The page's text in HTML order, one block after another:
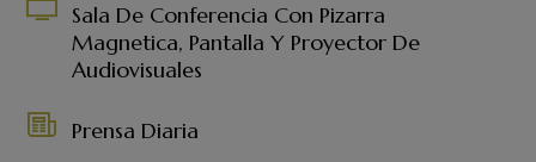
Sala De Conferencia Con Pizarra
Magnetica, Pantalla Y Proyector De
Audiovisuales
Prensa Diaria